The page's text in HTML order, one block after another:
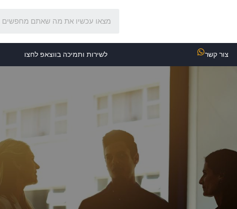
צור קשר לשירות ותמיכה בווצאפ לחצו